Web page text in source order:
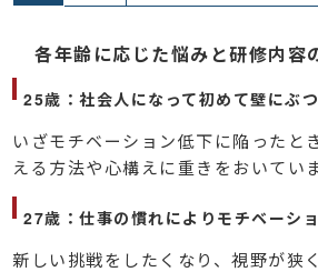
各年齢に応じた悩みと研修内容
25歳：社会人になって初めて壁にぶ
いざモチベーション低下に陥ったと
える方法や心構えに重きをおいていま
27歳：仕事の慣れによりモチベーシ
新しい挑戦をしたくなり、視野が狭